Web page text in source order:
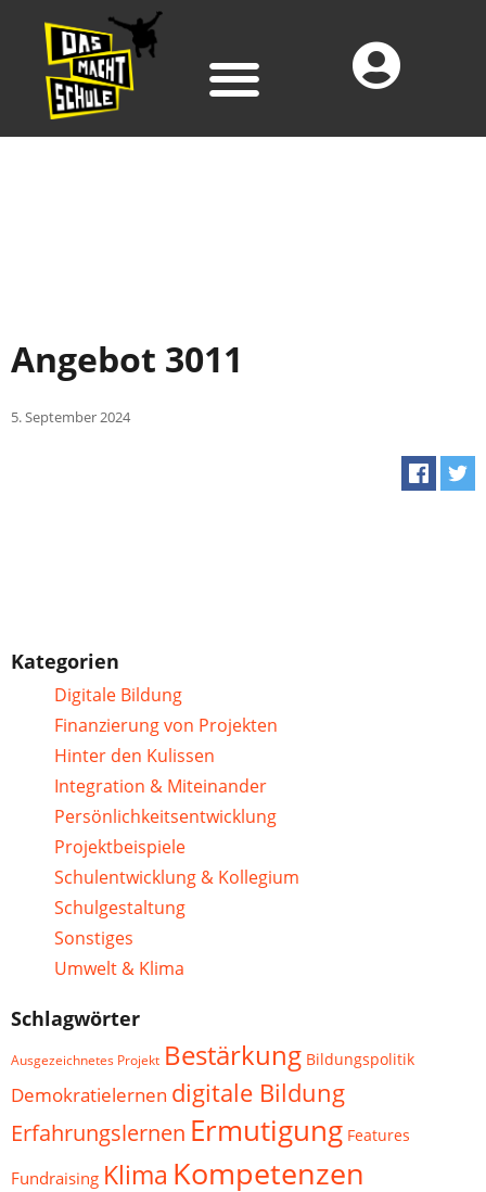
Angebot 3011
5. September 2024
Kategorien
Digitale Bildung
Finanzierung von Projekten
Hinter den Kulissen
Integration & Miteinander
Persönlichkeitsentwicklung
Projektbeispiele
Schulentwicklung & Kollegium
Schulgestaltung
Sonstiges
Umwelt & Klima
Schlagwörter
Ausgezeichnetes Projekt Bestärkung Bildungspolitik
Demokratielernen digitale Bildung
Erfahrungslernen Ermutigung Features
Fundraising Klima Kompetenzen